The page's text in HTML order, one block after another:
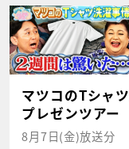
マツコのTシャ
プレゼンツアー
8月7日(金)放送分